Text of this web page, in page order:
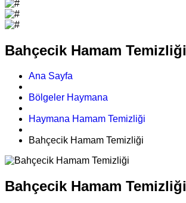
Bahçecik Hamam Temizliği
Ana Sayfa
Bölgeler Haymana
Haymana Hamam Temizliği
Bahçecik Hamam Temizliği
Bahçecik Hamam Temizliği